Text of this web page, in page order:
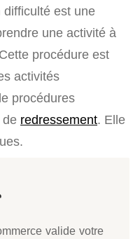
difficulté est une
une activité à
procédure est
activités
procédures
de redressement. Elle
valide votre